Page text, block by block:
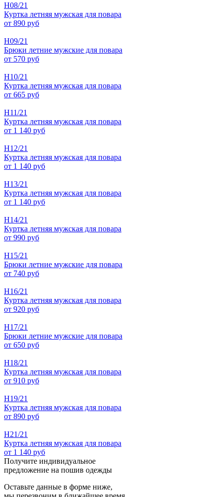
Н08/21
Куртка летняя мужская для повара
от 890 руб
Н09/21
Брюки летние мужские для повара
от 570 руб
Н10/21
Куртка летняя мужская для повара
от 665 руб
Н11/21
Куртка летняя мужская для повара
от 1 140 руб
Н12/21
Куртка летняя мужская для повара
от 1 140 руб
Н13/21
Куртка летняя мужская для повара
от 1 140 руб
Н14/21
Куртка летняя мужская для повара
от 990 руб
Н15/21
Брюки летние мужские для повара
от 740 руб
Н16/21
Куртка летняя мужская для повара
от 920 руб
Н17/21
Брюки летние мужские для повара
от 650 руб
Н18/21
Куртка летняя мужская для повара
от 910 руб
Н19/21
Куртка летняя мужская для повара
от 890 руб
Н21/21
Куртка летняя мужская для повара
от 1 140 руб
Получите индивидуальное
предложение на пошив одежды
Оставьте данные в форме ниже,